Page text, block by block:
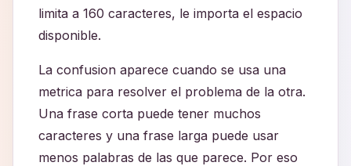
limita a 160 caracteres, le importa el espacio
disponible.
La confusion aparece cuando se usa una
metrica para resolver el problema de la otra.
Una frase corta puede tener muchos
caracteres y una frase larga puede usar
menos palabras de las que parece. Por eso